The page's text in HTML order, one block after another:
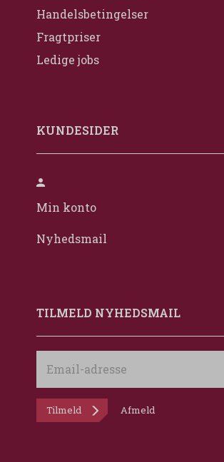
Handelsbetingelser
Fragtpriser
Ledige jobs
KUNDESIDER
Min konto
Nyhedsmail
TILMELD NYHEDSMAIL
adresse
Tilmeld Afmeld